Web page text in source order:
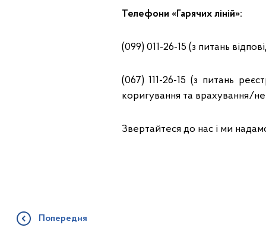
Телефони «Гарячих ліній»:
(099) 011-26-15 (з питань
(067) 111-26-15 (з питань
коригування та врахування/
Звертайтеся до нас і ми
Попередня